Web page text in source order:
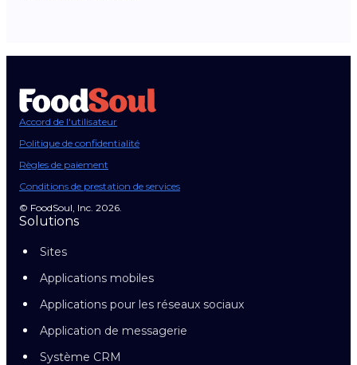
Accord de l'utilisateur
Politique de confidentialité
Règles de paiement
Conditions de prestation de services
© FoodSoul, Inc. 2026.
Solutions
Sites
Applications mobiles
Applications pour les réseaux sociaux
Application de messagerie
Système CRM